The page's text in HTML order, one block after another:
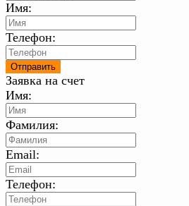
Имя:
Телефон:
Заявка на счет
Имя:
Фамилия:
Email:
Телефон: